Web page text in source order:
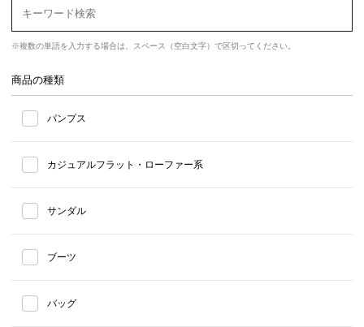
※複数の単語を入力する場合は、スペース（空白文字）で区切ってください。
商品の種類
パンプス
カジュアルフラット・ローファー系
サンダル
ブーツ
バッグ